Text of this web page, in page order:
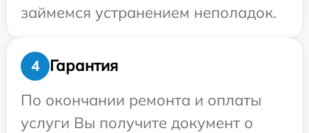
займемся устранением неполадок.
4
Гарантия
По окончании ремонта и оплаты
услуги Вы получите документ о